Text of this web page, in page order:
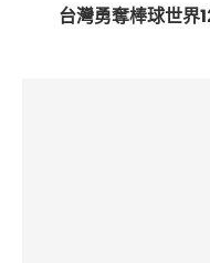
台灣勇奪棒球世